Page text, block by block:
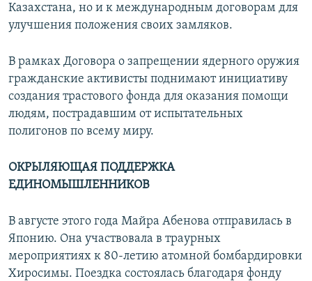
Казахстана, но и к международным договорам для
улучшения положения своих замляков.
В рамках Договора о запрещении ядерного оружия
гражданские активисты поднимают инициативу
создания трастового фонда для оказания помощи
людям, пострадавшим от испытательных
полигонов по всему миру.
ОКРЫЛЯЮЩАЯ ПОДДЕРЖКА
ЕДИНОМЫШЛЕННИКОВ
В августе этого года Майра Абенова отправилась в
Японию. Она участвовала в траурных
мероприятиях к 80-летию атомной бомбардировки
Хиросимы. Поездка состоялась благодаря фонду